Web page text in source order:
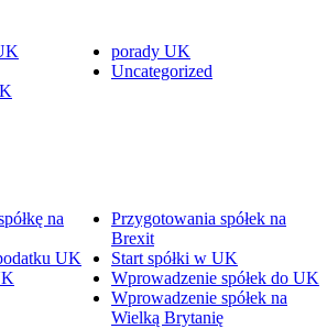
porady UK
Uncategorized
na
UK
Przygotowania spółek na
Brexit
Start spółki w UK
Wprowadzenie spółek do UK
Wprowadzenie spółek na
Wielką Brytanię